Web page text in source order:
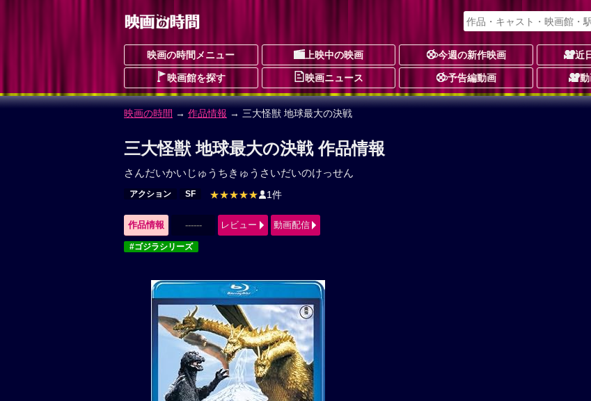
映画の時間メニュー 上映中の映画 今週の新作映画 近
映画館を探す 映画ニュース 予告編動画
映画の時間 → 作品情報 → 三大怪獣 地球最大の決戦
三大怪獣 地球最大の決戦 作品情報
さんだいかいじゅうちきゅうさいだいのけっせん
アクション SF ★★★★★ 1件
作品情報 ------ レビュー 動画配信
#ゴジラシリーズ